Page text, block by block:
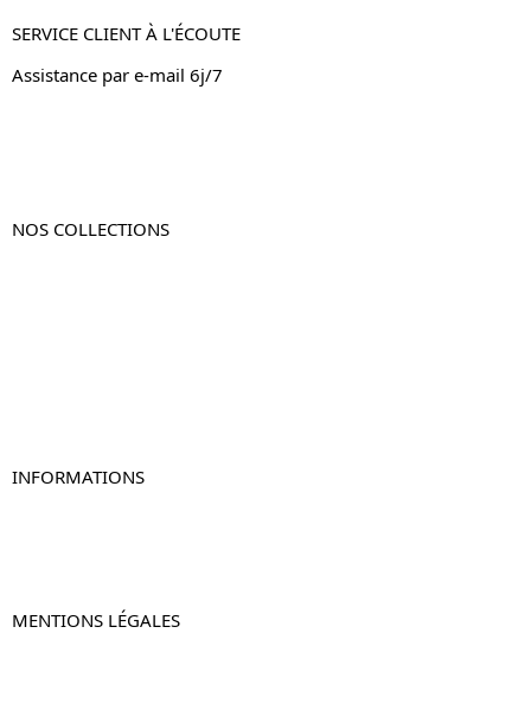
SERVICE CLIENT À L'ÉCOUTE
Assistance par e-mail 6j/7
NOS COLLECTIONS
INFORMATIONS
MENTIONS LÉGALES